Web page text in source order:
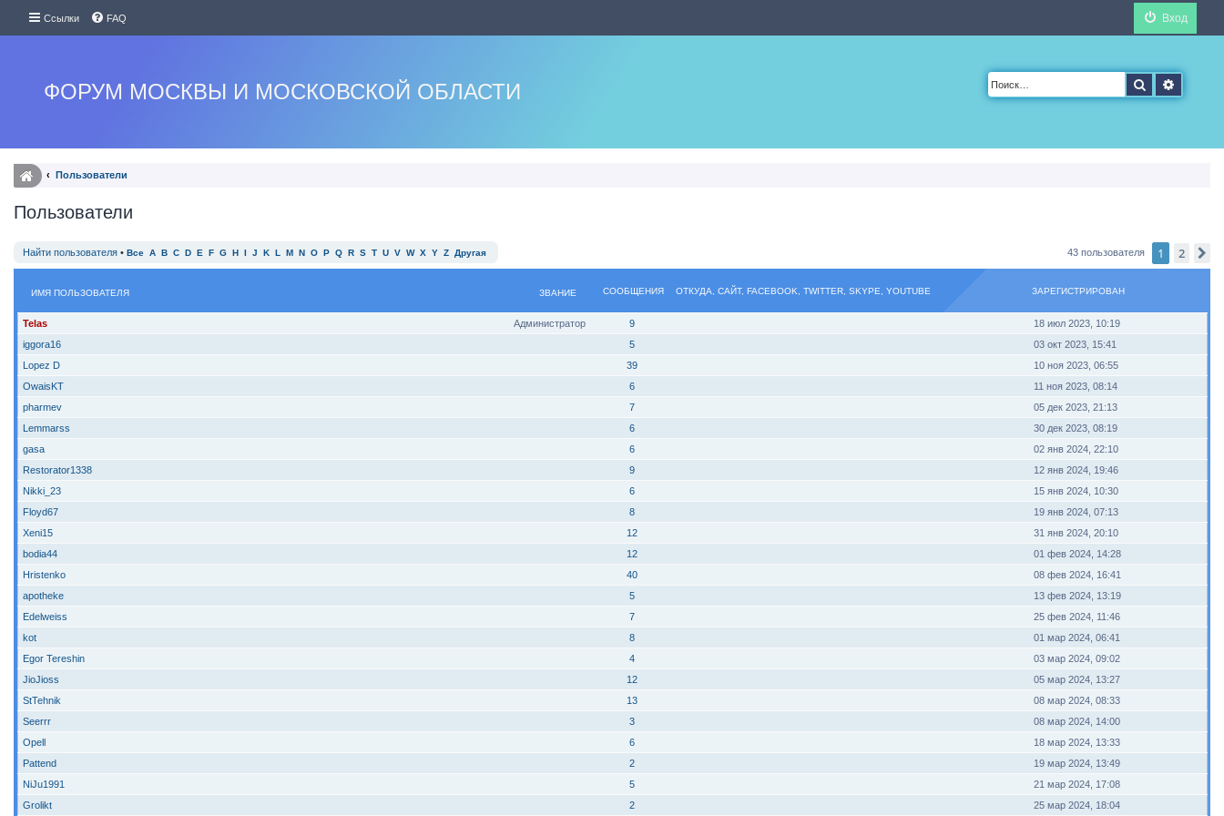
Ссылки FAQ Вход
ФОРУМ МОСКВЫ И МОСКОВСКОЙ ОБЛАСТИ Поиск
Пользователи
Пользователи
Найти пользователя • Все A B C D E F G H I J K L M N O P Q R S T U V W X Y Z Другая 43 пользователя 1 2
ЗВАНИЕ
ИМЯ ПОЛЬЗОВАТЕЛЯ СООБЩЕНИЯ ОТКУДА, САЙТ, FACEBOOK, TWITTER, SKYPE, YOUTUBE ЗАРЕГИСТРИРОВАН
Администратор
Telas 9
18 июл 2023, 10:19
iggora16
5
03 окт 2023, 15:41
Lopez D
39
10 ноя 2023, 06:55
OwaisKT
6
11 ноя 2023, 08:14
pharmev
7
05 дек 2023, 21:13
Lemmarss
6
30 дек 2023, 08:19
gasa
6
02 янв 2024, 22:10
Restorator1338
9
12 янв 2024, 19:46
Nikki_23
6
15 янв 2024, 10:30
Floyd67
8
19 янв 2024, 07:13
Xeni15
12
31 янв 2024, 20:10
bodia44
12
01 фев 2024, 14:28
Hristenko
40
08 фев 2024, 16:41
apotheke
5
13 фев 2024, 13:19
Edelweiss
7
25 фев 2024, 11:46
kot
8
01 мар 2024, 06:41
Egor Tereshin
4
03 мар 2024, 09:02
JioJioss
12
05 мар 2024, 13:27
StTehnik
13
08 мар 2024, 08:33
Seerrr
3
08 мар 2024, 14:00
Opell
6
18 мар 2024, 13:33
Pattend
2
19 мар 2024, 13:49
NiJu1991
5
21 мар 2024, 17:08
Grolikt
2 25 мар 2024, 18:04